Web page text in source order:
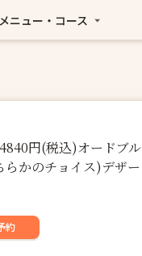
メニュー・コース
円(税込)オードブル
かのチョイス)デザ
約